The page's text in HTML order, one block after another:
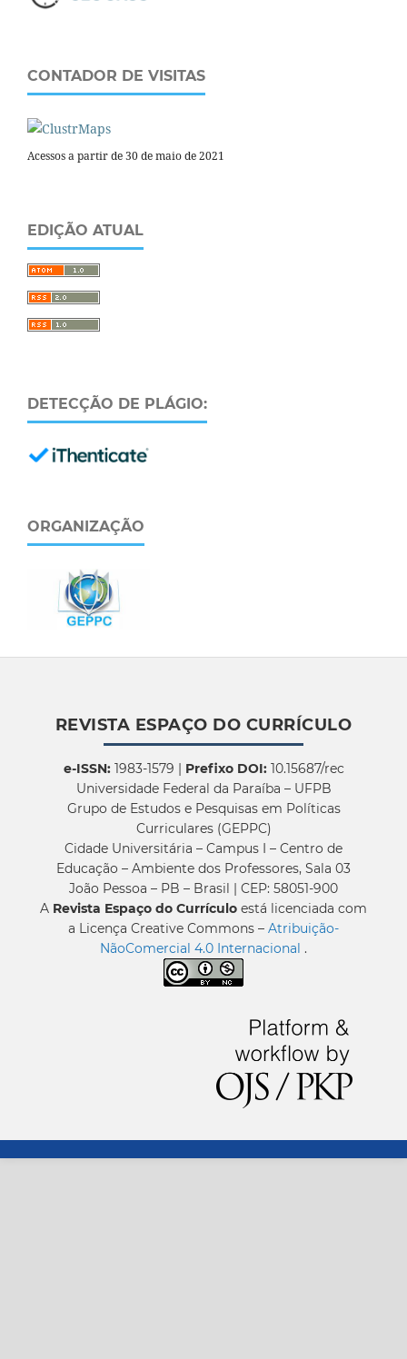
CONTADOR DE VISITAS
Acessos a partir de 30 de maio de 2021
EDIÇÃO ATUAL
DETECÇÃO DE PLÁGIO:
ORGANIZAÇÃO
REVISTA ESPAÇO DO CURRÍCULO
e-ISSN:1983-1579 | Prefixo DOI:10.15687/rec
Universidade Federal da Paraíba – UFPB
Grupo de Estudos e Pesquisas em Políticas
Curriculares (GEPPC)
Cidade Universitária – Campus I – Centro de
Educação – Ambiente dos Professores, Sala 03
João Pessoa – PB – Brasil | CEP: 58051-900
A Revista Espaço do Currículo está licenciada com
a Licença Creative Commons – Atribuição-
NãoComercial 4.0 Internacional .